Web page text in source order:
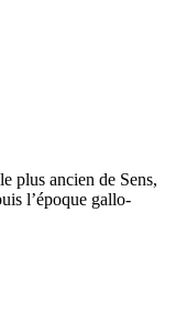
plus ancien de Sens,
l’époque gallo-